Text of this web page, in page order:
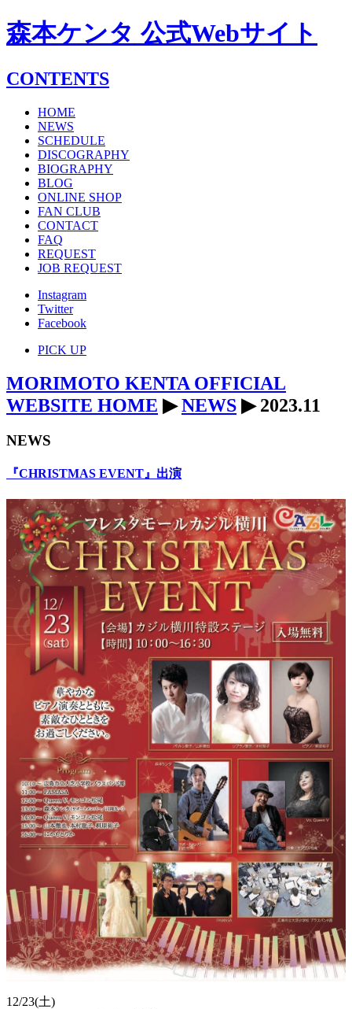
森本ケンタ 公式Webサイト
CONTENTS
HOME
NEWS
SCHEDULE
DISCOGRAPHY
BIOGRAPHY
BLOG
ONLINE SHOP
FAN CLUB
CONTACT
FAQ
REQUEST
JOB REQUEST
Instagram
Twitter
Facebook
PICK UP
MORIMOTO KENTA OFFICIAL
WEBSITE HOME ▶NEWS ▶ 2023.11
NEWS
『CHRISTMAS EVENT』出演
12/23(土)